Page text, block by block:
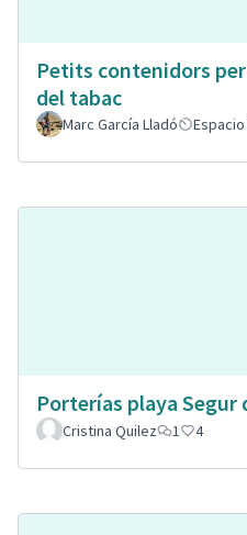
Petits contenidors
del tabac
Marc García Lladó
Porterías playa Segur
Cristina Quilez
1 4